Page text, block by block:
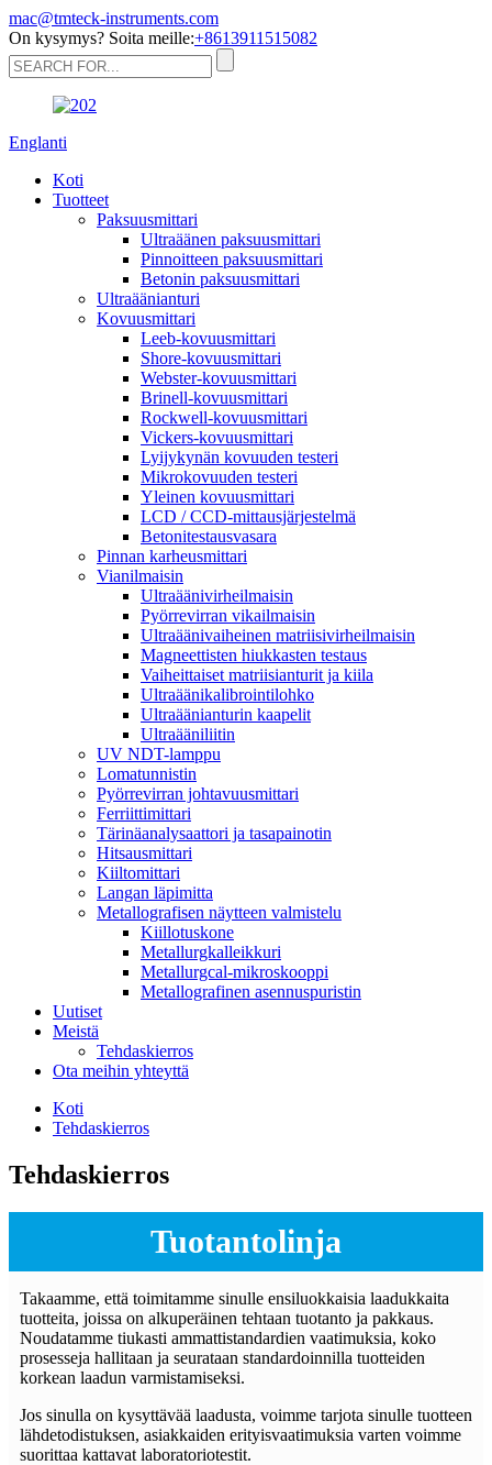
mac@tmteck-instruments.com
On kysymys? Soita meille:+8613911515082
Englanti
Koti
Tuotteet
Paksuusmittari
Ultraäänen paksuusmittari
Pinnoitteen paksuusmittari
Betonin paksuusmittari
Ultraäänianturi
Kovuusmittari
Leeb-kovuusmittari
Shore-kovuusmittari
Webster-kovuusmittari
Brinell-kovuusmittari
Rockwell-kovuusmittari
Vickers-kovuusmittari
Lyijykynän kovuuden testeri
Mikrokovuuden testeri
Yleinen kovuusmittari
LCD / CCD-mittausjärjestelmä
Betonitestausvasara
Pinnan karheusmittari
Vianilmaisin
Ultraäänivirheilmaisin
Pyörrevirran vikailmaisin
Ultraäänivaiheinen matriisivirheilmaisin
Magneettisten hiukkasten testaus
Vaiheittaiset matriisianturit ja kiila
Ultraäänikalibrointilohko
Ultraäänianturin kaapelit
Ultraääniliitin
UV NDT-lamppu
Lomatunnistin
Pyörrevirran johtavuusmittari
Ferriittimittari
Tärinäanalysaattori ja tasapainotin
Hitsausmittari
Kiiltomittari
Langan läpimitta
Metallografisen näytteen valmistelu
Kiillotuskone
Metallurgkalleikkuri
Metallurgcal-mikroskooppi
Metallografinen asennuspuristin
Uutiset
Meistä
Tehdaskierros
Ota meihin yhteyttä
Koti
Tehdaskierros
Tehdaskierros
Tuotantolinja
Takaamme, että toimitamme sinulle ensiluokkaisia ​​laadukkaita
tuotteita, joissa on alkuperäinen tehtaan tuotanto ja pakkaus.
Noudatamme tiukasti ammattistandardien vaatimuksia, koko
prosesseja hallitaan ja seurataan standardoinnilla tuotteiden
korkean laadun varmistamiseksi.
Jos sinulla on kysyttävää laadusta, voimme tarjota sinulle tuotteen
lähdetodistuksen, asiakkaiden erityisvaatimuksia varten voimme
suorittaa kattavat laboratoriotestit.